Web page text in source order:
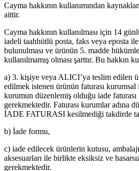
Cayma hakkının kullanımından
aittir.
Cayma hakkının kullanılması için 14
iadeli taahhütlü posta, faks veya eposta
bulunulması ve ürünün 5. madde
kullanılmamış olması şarttır. Bu hakkın
a) 3. kişiye veya ALICI’ya teslim edilen
edilmek istenen ürünün faturası kurumsal
kurumun düzenlemiş olduğu iade
gerekmektedir. Faturası kurumlar adına
İADE FATURASI kesilmediği takdirde
b) İade formu,
c) iade edilecek ürünlerin kutusu,
aksesuarları ile birlikte eksiksiz ve
gerekmektedir.